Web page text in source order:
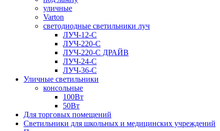
уличные
Varton
светодиодные светильники луч
ЛУЧ-12-С
ЛУЧ-220-С
ЛУЧ-220-С ДРАЙВ
ЛУЧ-24-С
ЛУЧ-36-С
Уличные светильники
консольные
100Вт
50Вт
Для торговых помещений
Светильники для школьных и медицинских учреждений